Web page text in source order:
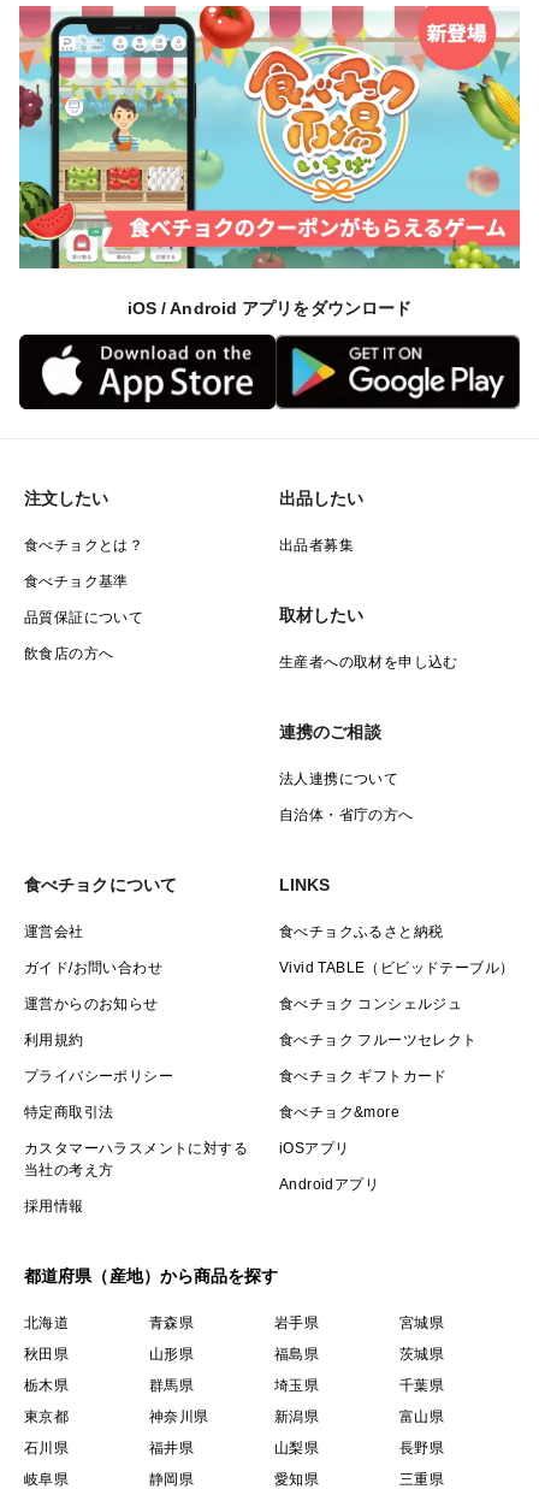
iOS / Android アプリをダウンロード
注文したい
食べチョクとは？
食べチョク基準
品質保証について
飲食店の方へ
出品したい
出品者募集
取材したい
生産者への取材を申し込む
連携のご相談
法人連携について
自治体・省庁の方へ
食べチョクについて
運営会社
ガイド/お問い合わせ
運営からのお知らせ
利用規約
プライバシーポリシー
特定商取引法
カスタマーハラスメントに対する
当社の考え方
採用情報
LINKS
食べチョクふるさと納税
Vivid TABLE（ビビッドテーブル）
食べチョク コンシェルジュ
食べチョク フルーツセレクト
食べチョク ギフトカード
食べチョク&more
iOSアプリ
Androidアプリ
都道府県（産地）から商品を探す
北海道 青森県 岩手県
宮城県
秋田県
山形県 福島県
茨城県
栃木県
群馬県 埼玉県
千葉県
東京都
神奈川県 新潟県
富山県
石川県
福井県 山梨県
長野県
岐阜県
静岡県 愛知県 三重県